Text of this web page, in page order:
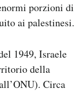
porzioni di
ai palestinesi.
1949, Israele
della
Circa